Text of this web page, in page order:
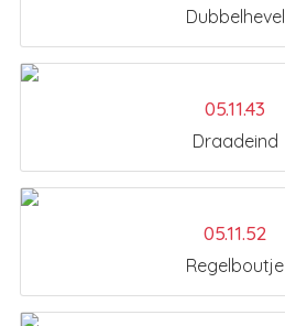
Dubbelhevel
05.11.43
Draadeind
05.11.52
Regelboutje